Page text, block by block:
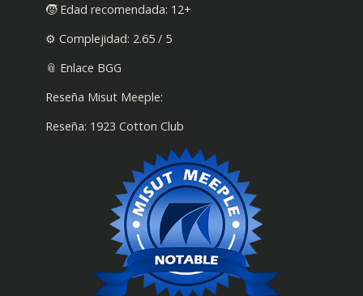
🧒 Edad recomendada: 12+
⚙️ Complejidad: 2.65 / 5
📎 Enlace BGG
Reseña Misut Meeple:
Reseña: 1923 Cotton Club